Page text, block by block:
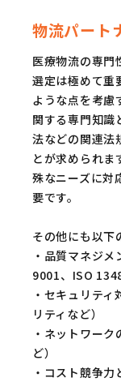
物流パート
医療物流の専門
選定は極めて重
ような点を考慮
関する専門知識
法などの関連法
とが求められま
殊なニーズに対
要です。
その他にも以下
・品質マネジ
9001、ISO
・セキュリテ
リティなど）
・ネットワー
ど）
・コスト競争力